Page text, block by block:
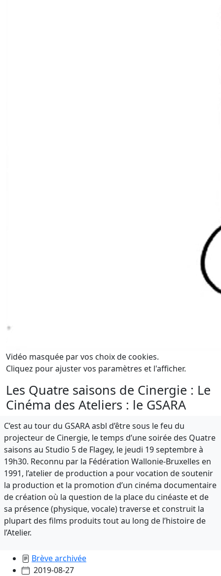
Vidéo masquée par vos choix de cookies.
Cliquez pour ajuster vos paramètres et l'afficher.
Les Quatre saisons de Cinergie : Le
Cinéma des Ateliers : le GSARA
C’est au tour du GSARA asbl d’être sous le feu du
projecteur de Cinergie, le temps d’une soirée des Quatre
saisons au Studio 5 de Flagey, le jeudi 19 septembre à
19h30. Reconnu par la Fédération Wallonie-Bruxelles en
1991, l’atelier de production a pour vocation de soutenir
la production et la promotion d’un cinéma documentaire
de création où la question de la place du cinéaste et de
sa présence (physique, vocale) traverse et construit la
plupart des films produits tout au long de l’histoire de
l’Atelier.
Brève archivée
2019-08-27